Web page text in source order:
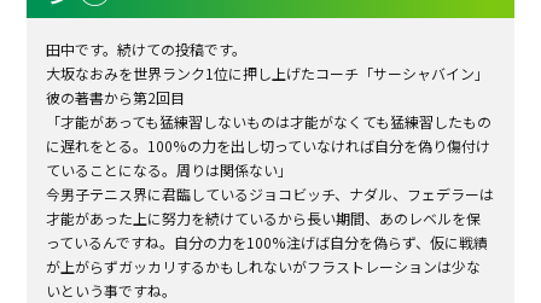
田中です。続けての投稿です。
大坂なおみを世界ランク1位に押し上げたコーチ「サーシャバイン」
彼の著書から第2回目
「才能があっても猛練習しないものは才能がなくても猛練習したもの
に遅れをとる。100%の力を出し切っていなければ自分を偽り傷付け
ていることになる。周りは関係ない」
今男子テニス界に君臨しているジョコビッチ、ナダル、フェデラーは
才能があった上に努力を続けているから長い期間、あのレベルを保
っているんですね。自分の力を100%注げば自分を偽らず、仮に戦績
が上がらずガッカリするかもしれないがフラストレーションは少な
いという事ですね。